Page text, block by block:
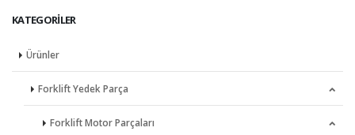
KATEGORILER
Ürünler
Forklift Yedek Parça
Forklift Motor Parçaları